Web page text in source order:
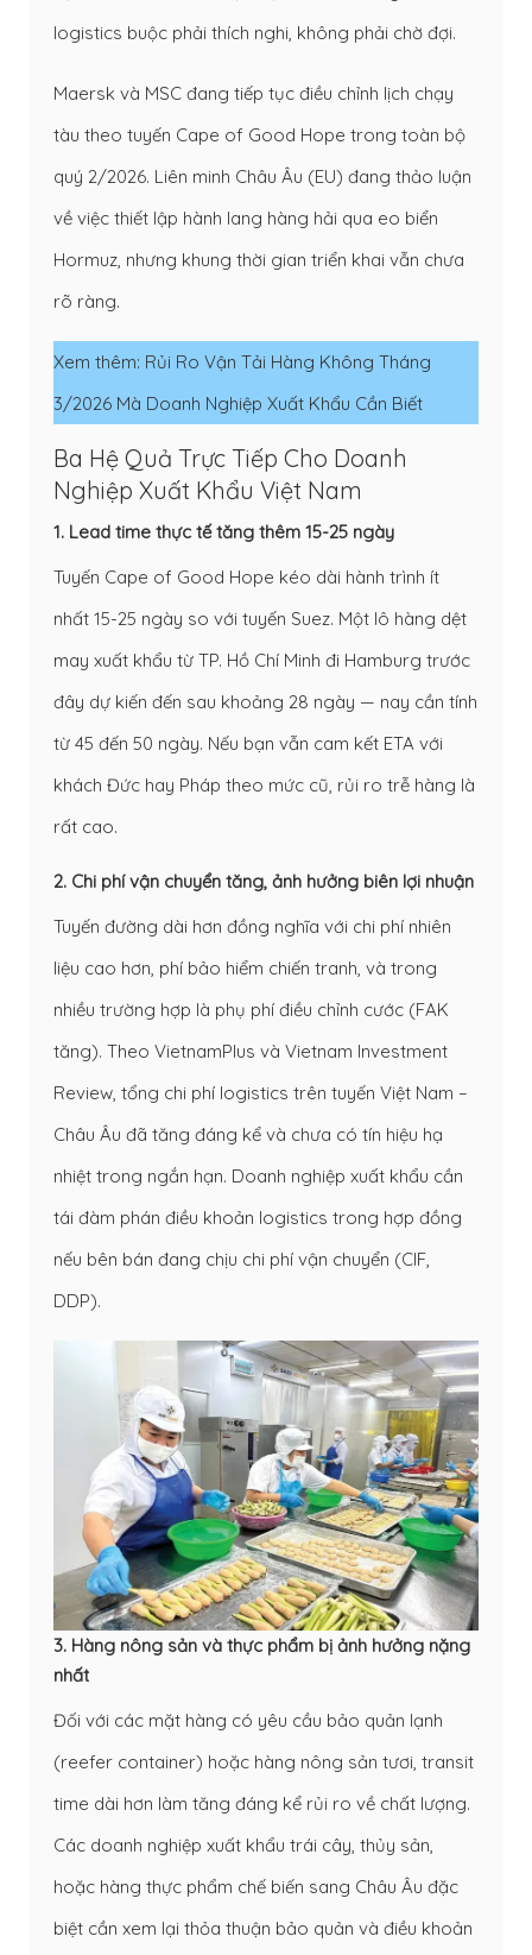
logistics buộc phải thích nghi, không phải chờ đợi.
Maersk và MSC đang tiếp tục điều chỉnh lịch chạy
tàu theo tuyến Cape of Good Hope trong toàn bộ
quý 2/2026. Liên minh Châu Âu (EU) đang thảo luận
về việc thiết lập hành lang hàng hải qua eo biển
Hormuz, nhưng khung thời gian triển khai vẫn chưa
rõ ràng.
Xem thêm: Rủi Ro Vận Tải Hàng Không Tháng
3/2026 Mà Doanh Nghiệp Xuất Khẩu Cần Biết
Ba Hệ Quả Trực Tiếp Cho Doanh
Nghiệp Xuất Khẩu Việt Nam
1. Lead time thực tế tăng thêm 15-25 ngày
Tuyến Cape of Good Hope kéo dài hành trình ít
nhất 15-25 ngày so với tuyến Suez. Một lô hàng dệt
may xuất khẩu từ TP. Hồ Chí Minh đi Hamburg trước
đây dự kiến đến sau khoảng 28 ngày — nay cần tính
từ 45 đến 50 ngày. Nếu bạn vẫn cam kết ETA với
khách Đức hay Pháp theo mức cũ, rủi ro trễ hàng là
rất cao.
2. Chi phí vận chuyển tăng, ảnh hưởng biên lợi nhuận
Tuyến đường dài hơn đồng nghĩa với chi phí nhiên
liệu cao hơn, phí bảo hiểm chiến tranh, và trong
nhiều trường hợp là phụ phí điều chỉnh cước (FAK
tăng). Theo VietnamPlus và Vietnam Investment
Review, tổng chi phí logistics trên tuyến Việt Nam –
Châu Âu đã tăng đáng kể và chưa có tín hiệu hạ
nhiệt trong ngắn hạn. Doanh nghiệp xuất khẩu cần
tái đàm phán điều khoản logistics trong hợp đồng
nếu bên bán đang chịu chi phí vận chuyển (CIF,
DDP).
3. Hàng nông sản và thực phẩm bị ảnh hưởng nặng
nhất
Đối với các mặt hàng có yêu cầu bảo quản lạnh
(reefer container) hoặc hàng nông sản tươi, transit
time dài hơn làm tăng đáng kể rủi ro về chất lượng.
Các doanh nghiệp xuất khẩu trái cây, thủy sản,
hoặc hàng thực phẩm chế biến sang Châu Âu đặc
biệt cần xem lại thỏa thuận bảo quản và điều khoản